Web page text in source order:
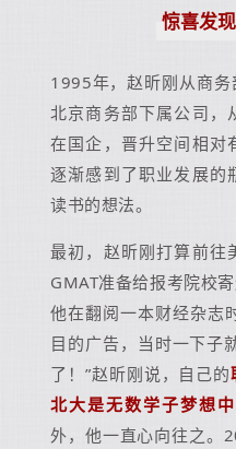
惊喜发
1995年，赵昕刚从商
北京商务部下属公司，
在国企，晋升空间相对
逐渐感到了职业发展的
读书的想法。
最初，赵昕刚打算前往
GMAT准备给报考院校
他在翻阅一本财经杂志
目的广告，当时一下子
了！”赵昕刚说，自己的
北大是无数学子梦想
外，他一直心向往之。